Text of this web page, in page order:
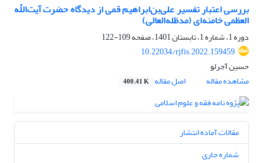
بررسی اعتبار تفسیر علی‌بن‌ابراهیم‌ قمی از دیدگاه حضرت آیت‌اللّه
العظمی خامنه‌ای (مدظله‌العالی)
دوره 1، شماره 1، تابستان 1401، صفحه
109-122
10.22034/rjfis.2022.159459
حسین آجرلو
مشاهده مقاله
اصل مقاله 400.41 K
مقالات آماده انتشار
شماره جاری